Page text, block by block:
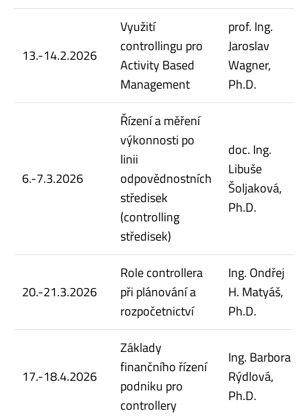
13.-14.2.2026
Využití
controllingu pro
Activity Based
Management
prof. Ing.
Jaroslav
Wagner,
Ph.D.
6.-7.3.2026
Řízení a měření
výkonnosti po
linii
odpovědnostních
středisek
(controlling
středisek)
doc. Ing.
Libuše
Šoljaková,
Ph.D.
20.-21.3.2026
Role controllera
při plánování a
rozpočetnictví
Ing. Ondřej
H. Matyáš,
Ph.D.
17.-18.4.2026
Základy
finančního řízení
podniku pro
controllery
Ing. Barbora
Rýdlová,
Ph.D.